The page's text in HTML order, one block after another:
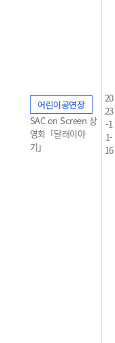
어린이공연장
SAC on Screen 상
영회「달래이야
기」
20
23
-1
1-
16